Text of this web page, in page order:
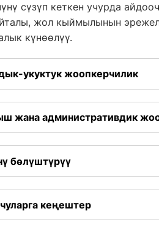
сүзүп кеткен учурда
жол кыймылынын
күнөөлүү.
укуктук жоопкерчилик
жана административдик
бөлүштүрүү
кеңештер